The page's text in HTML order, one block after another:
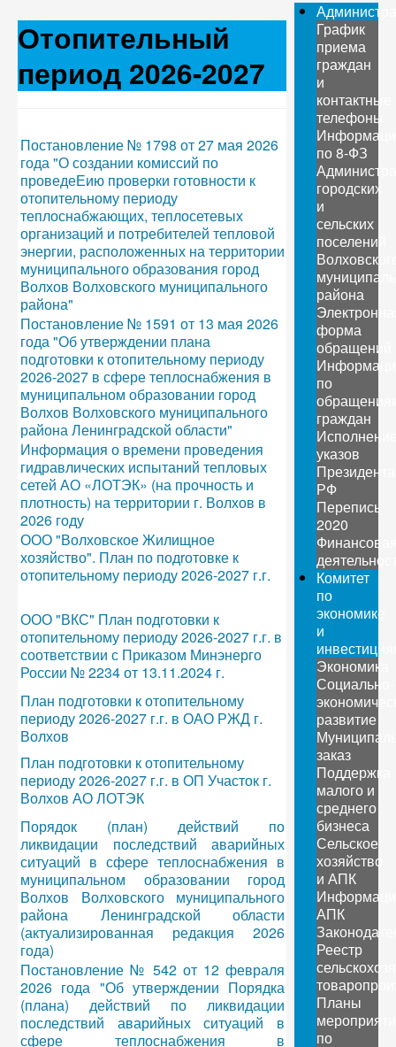
Отопительный
период 2026-2027
Постановление № 1798 от 27 мая 2026
года "О создании комиссий по
проведеЕию проверки готовности к
отопительному периоду
теплоснабжающих, теплосетевых
организаций и потребителей тепловой
энергии, расположенных на территории
муниципального образования город
Волхов Волховского муниципального
района"
Постановление № 1591 от 13 мая 2026
года "Об утверждении плана
подготовки к отопительному периоду
2026-2027 в сфере теплоснабжения в
муниципальном образовании город
Волхов Волховского муниципального
района Ленинградской области"
Информация о времени проведения
гидравлических испытаний тепловых
сетей АО «ЛОТЭК» (на прочность и
плотность) на территории г. Волхов в
2026 году
ООО "Волховское Жилищное
хозяйство". План по подrотовке к
отопительному периоду 2026-2027 г.г.
ООО "ВКС" План подготовки к
отопительному периоду 2026-2027 г.г. в
соответствии с Приказом Минэнерго
России № 2234 от 13.11.2024 г.
План подготовки к отопительному
периоду 2026-2027 г.г. в ОАО РЖД г.
Волхов
План подготовки к отопительному
периоду 2026-2027 г.г. в ОП Участок г.
Волхов АО ЛОТЭК
Порядок (план) действий по
ликвидации последствий аварийных
ситуаций в сфере теплоснабжения в
муниципальном образовании город
Волхов Волховского муниципального
района Ленинградской области
(актуализированная редакция 2026
года)
Постановление № 542 от 12 февраля
2026 года "Об утверждении Порядка
(плана) действий по ликвидации
последствий аварийных ситуаций в
сфере теплоснабжения в
График
приема
граждан
и
контактные
телефоны
по 8-ФЗ
городских
и
сельских
поселений
района
форма
обращений
по
граждан
указов
Президента
РФ
Перепись
2020
Комитет
по
экономике
и
Экономика
Социально-
развитие
заказ
Поддержка
малого и
среднего
бизнеса
Сельское
хозяйство
и АПК
АПК
Реестр
Планы
по